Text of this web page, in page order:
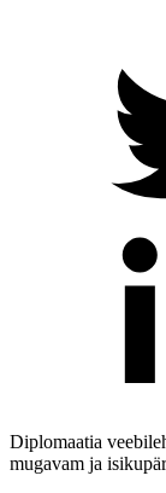
Diplomaatia
mugavam ja